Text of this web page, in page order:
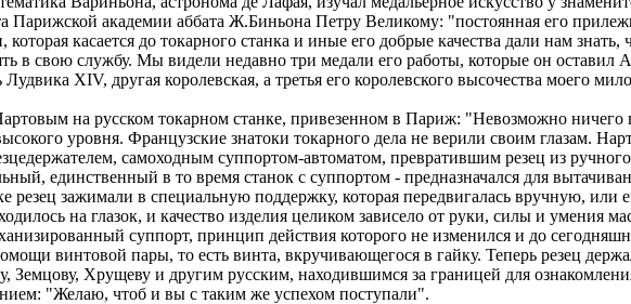
Парижской академии аббата Ж.Биньона Петру Великому: "постоянная его
касается до токарного станка и иные его добрые качества дали нам
в свою службу. Мы видели недавно три медали его работы, которые он оставил
ХІV, другая королевская, а третья его королевского высочества моего
на русском токарном станке, привезенном в Париж: "Невозможно
уровня. Французские знатоки токарного дела не верили своим глазам.
самоходным суппортом-автоматом, превратившим резец из
единственный в то время станок с суппортом - предназначался для
резец зажимали в специальную поддержку, которая передвигалась вручную,
на глазок, и качество изделия целиком зависело от руки, силы и умения
суппорт, принцип действия которого не изменился и до
винтовой пары, то есть винта, вкручивающегося в гайку. Теперь резец
Земцову, Хрущеву и другим русским, находившимся за границей для
"Желаю, чтоб и вы с таким же успехом поступали".